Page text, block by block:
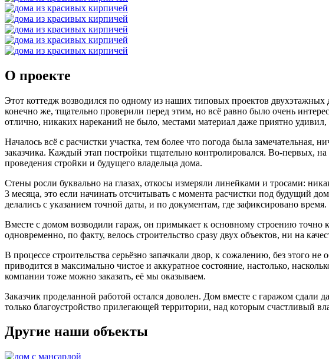
О проекте
Этот коттедж возводился по одному из наших типовых проектов
конечно же, тщательно проверили перед этим, но всё равно было очень
отлично, никаких нареканий не было, местами материал даже приятно
Началось всё с расчистки участка, тем более что погода была
заказчика. Каждый этап постройки тщательно контролировался. Во-первых,
проведения стройки и будущего владельца дома.
Стены росли буквально на глазах, откосы измеряли линейками и тросами:
3 месяца, это если начинать отсчитывать с момента расчистки под будущий
делались с указанием точной даты, и по документам, где зафиксировано время.
Вместе с домом возводили гараж, он примыкает к основному строению точно
одновременно, по факту, велось строительство сразу двух объектов, ни на
В процессе строительства серьёзно запачкали двор, к сожалению, без этого
приводится в максимально чистое и аккуратное состояние, настолько,
компании тоже можно заказать, её мы оказываем.
Заказчик проделанной работой остался доволен. Дом вместе с гаражом сдали
только благоустройство прилегающей территории, над которым счастливый
Другие наши объекты